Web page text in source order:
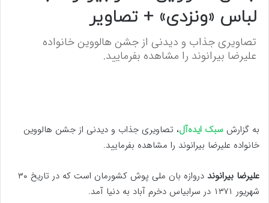
لباس «ونزدی» + تصاویر
تصاویری جذاب و دیدنی از جشن هالووین خانواده
علیرضا بیرانوند را مشاهده بفرمایید.
به گزارش سبک ایده‌آل، تصاویری جذاب و دیدنی از جشن هالووین
خانواده علیرضا بیرانوند را مشاهده بفرمایید.
علیرضا بیرانوند
دروازه بان ملی پوش کشورمان است که در تاریخ ۳۰
شهریور ۱۳۷۱ در سرابیاس دخرم آباد به دنیا آمد.